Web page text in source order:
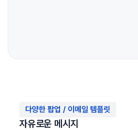
다양한 팝업 / 이메일 템플릿
자유로운 메시지